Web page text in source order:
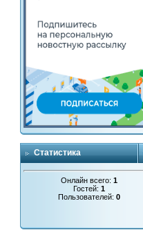
Статистика
Онлайн всего:1
Гостей:1
Пользователей:0